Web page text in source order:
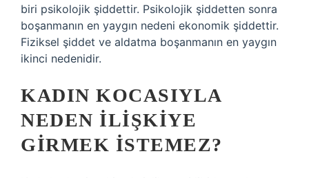
biri psikolojik şiddettir. Psikolojik şiddetten sonra
boşanmanın en yaygın nedeni ekonomik şiddettir.
Fiziksel şiddet ve aldatma boşanmanın en yaygın
ikinci nedenidir.
KADIN KOCASIYLA
NEDEN ILIŞKIYE
GIRMEK ISTEMEZ?